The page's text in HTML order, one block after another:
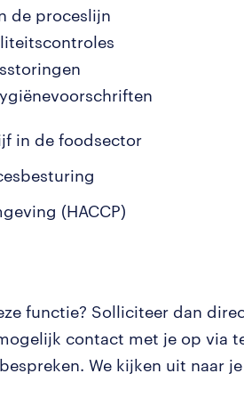
de proceslijn
in de foodsector
(HACCP)
functie? Solliciteer dan
contact met je op via
We kijken uit naar